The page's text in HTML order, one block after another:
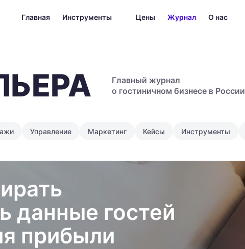
Главная Инструменты Цены Журнал О нас
Главный журнал
о гостиничном бизнесе в России
Управление Маркетинг Кейсы Инструменты
данные гостей
прибыли